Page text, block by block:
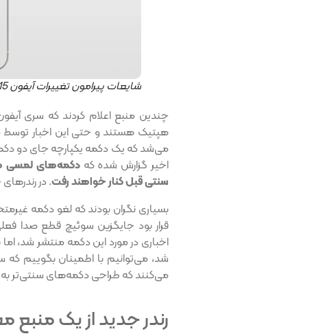
شایعات پیرامون تغییرات آیفون 15 پرو
می‌شد که یک دکمه یکپارچه جای دو
اخیر گزارش شده کهدکمه‌های لمسی
سنتی قبل کنار خواهند رفت. در
بسیاری نگران بودند که لغو دکمه
قرار بود جایگزین سوئیچ قطع صدا
شد، می‌توانیم با اطمینان بگوییم که
می‌کنند که طراحی دکمه‌های سنتی‌تر
رندر جدید از یک منبع